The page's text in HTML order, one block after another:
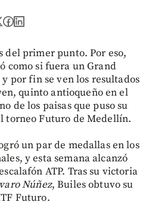
del primer punto. Por eso,
como si fuera un Grand
por fin se ven los resultados
quinto antioqueño en el
de los paisas que puso su
torneo Futuro de Medellín.
un par de medallas en los
y esta semana alcanzó
ATP. Tras su victoria
Núñez, Builes obtuvo su
Futuro.